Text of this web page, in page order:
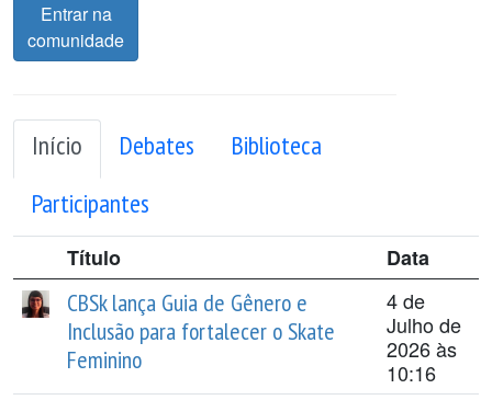
Entrar na
comunidade
Início Debates
Biblioteca
Participantes
Título Data
CBSk lança Guia de Gênero e
Inclusão para fortalecer o Skate
Feminino
4 de
Julho de
2026 às
10:16